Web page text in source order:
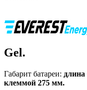
Gel.
Габарит батареи:
клеммой 275 мм.